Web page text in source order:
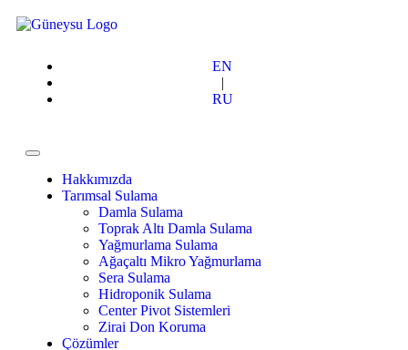
EN
|
RU
Hakkımızda
Tarımsal Sulama
Damla Sulama
Toprak Altı Damla Sulama
Yağmurlama Sulama
Ağaçaltı Mikro Yağmurlama
Sera Sulama
Hidroponik Sulama
Center Pivot Sistemleri
Zirai Don Koruma
Çözümler